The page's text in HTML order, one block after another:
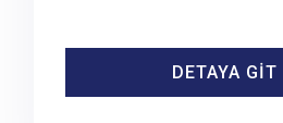
DETAYA GİT
DETAYA GİT